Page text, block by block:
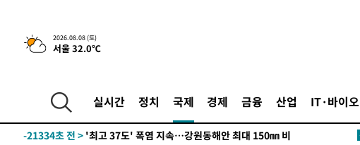
2026.08.08 (토)
서울 32.0℃
실시간 정치 국제 경제 금융 산업 IT·바이오
-14480초 전 >
-21334초 전 > '최고 37도' 폭염 지속…강원동해안 최대 150㎜ 비